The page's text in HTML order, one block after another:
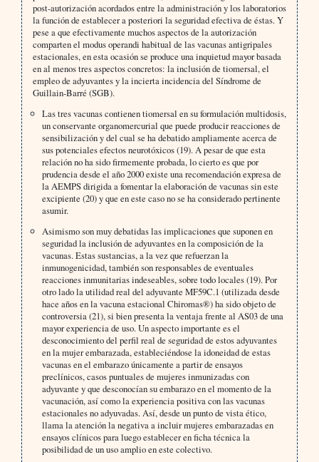
post-autorización acordados entre la administración y los laboratorios
la función de establecer a posteriori la seguridad efectiva de éstas. Y
pese a que efectivamente muchos aspectos de la autorización
comparten el modus operandi habitual de las vacunas antigripales
estacionales, en esta ocasión se produce una inquietud mayor basada
en al menos tres aspectos concretos: la inclusión de tiomersal, el
empleo de adyuvantes y la incierta incidencia del Síndrome de
Guillain-Barré (SGB).
Las tres vacunas contienen tiomersal en su formulación multidosis,
un conservante organomercurial que puede producir reacciones de
sensibilización y del cual se ha debatido ampliamente acerca de
sus potenciales efectos neurotóxicos (19). A pesar de que esta
relación no ha sido firmemente probada, lo cierto es que por
prudencia desde el año 2000 existe una recomendación expresa de
la AEMPS dirigida a fomentar la elaboración de vacunas sin este
excipiente (20) y que en este caso no se ha considerado pertinente
asumir.
Asimismo son muy debatidas las implicaciones que suponen en
seguridad la inclusión de adyuvantes en la composición de la
vacunas. Estas sustancias, a la vez que refuerzan la
inmunogenicidad, también son responsables de eventuales
reacciones inmunitarias indeseables, sobre todo locales (19). Por
otro lado la utilidad real del adyuvante MF59C.1 (utilizada desde
hace años en la vacuna estacional Chiromas®) ha sido objeto de
controversia (21), si bien presenta la ventaja frente al AS03 de una
mayor experiencia de uso. Un aspecto importante es el
desconocimiento del perfil real de seguridad de estos adyuvantes
en la mujer embarazada, estableciéndose la idoneidad de estas
vacunas en el embarazo únicamente a partir de ensayos
preclínicos, casos puntuales de mujeres inmunizadas con
adyuvante y que desconocían su embarazo en el momento de la
vacunación, así como la experiencia positiva con las vacunas
estacionales no adyuvadas. Así, desde un punto de vista ético,
llama la atención la negativa a incluir mujeres embarazadas en
ensayos clínicos para luego establecer en ficha técnica la
posibilidad de un uso amplio en este colectivo.